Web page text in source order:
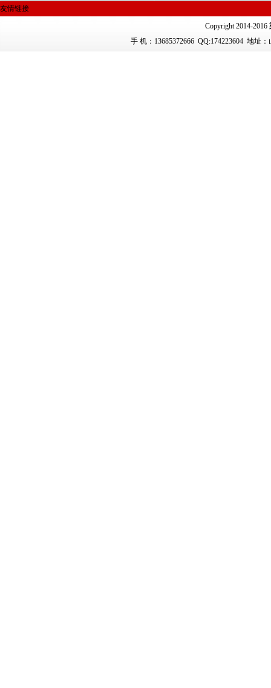
友情链接
Copyright 2014-2016
手 机：13685372666 QQ:174223604 地址